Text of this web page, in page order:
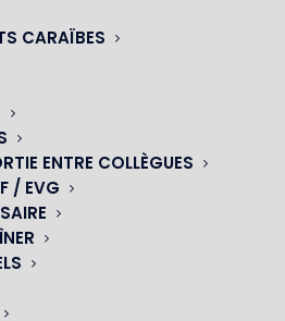
CARAÏBES
ENTRE COLLÈGUES
/ EVG